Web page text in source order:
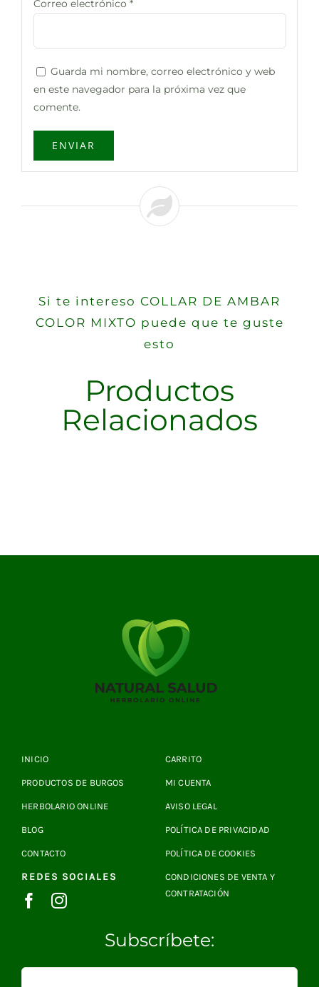
Correo electrónico *
Guarda mi nombre, correo electrónico y web
en este navegador para la próxima vez que
comente.
Si te intereso COLLAR DE AMBAR
COLOR MIXTO puede que te guste
esto
Productos
Relacionados
INICIO
PRODUCTOS DE BURGOS
HERBOLARIO ONLINE
BLOG
CONTACTO
REDES SOCIALES
CARRITO
MI CUENTA
AVISO LEGAL
POLÍTICA DE PRIVACIDAD
POLÍTICA DE COOKIES
CONDICIONES DE VENTA Y
CONTRATACIÓN
Subscríbete: